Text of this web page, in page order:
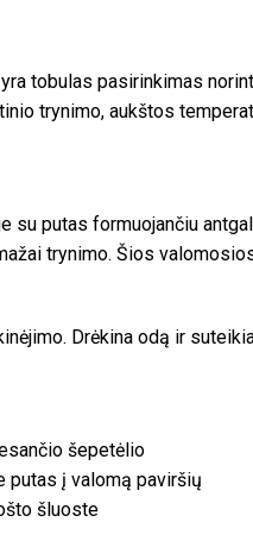
tobulas pasirinkimas
trynimo, aukštos
putas formuojančiu
trynimo. Šios
Drėkina odą ir
šepetėlio
putas į valomą paviršių
šluoste